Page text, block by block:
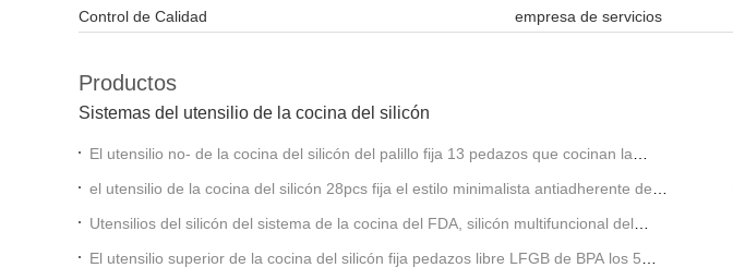
Control de Calidad
empresa de servicios
Productos
Sistemas del utensilio de la cocina del silicón
El utensilio no- de la cocina del silicón del palillo fija 13 pedazos que cocinan la
el utensilio de la cocina del silicón 28pcs fija el estilo minimalista antiadherente de
Utensilios del silicón del sistema de la cocina del FDA, silicón multifuncional del
El utensilio superior de la cocina del silicón fija pedazos libre LFGB de BPA los 5